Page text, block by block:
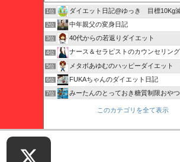
1位 ダイエット日記@ゆっき 目標10Kg減
2位 中年親父の変身日記
3位 40代からの若返りダイエット
4位 ナース＆セラピストのカウンセリング『K's
5位 メタボあゆむのハッピーダイエット
6位 FUKAちゃんのダイエット日記
7位 みーたんのとっておき糖質制限おやつ、低
ラクにキレイにダイエットブログ
このカテゴリを全て表示